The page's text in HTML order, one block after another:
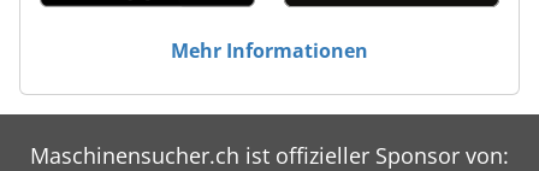
Mehr Informationen
Maschinensucher.ch ist offizieller Sponsor von: